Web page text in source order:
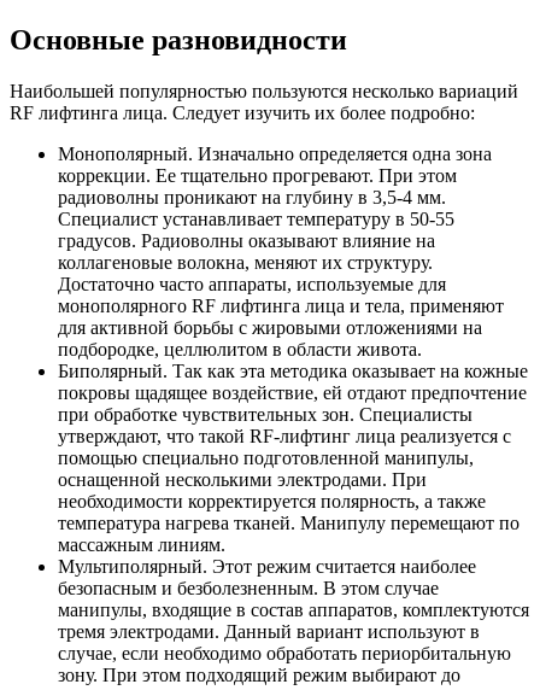
Основные разновидности
Наибольшей популярностью пользуются несколько вариаций
RF лифтинга лица. Следует изучить их более подробно:
Монополярный. Изначально определяется одна зона
коррекции. Ее тщательно прогревают. При этом
радиоволны проникают на глубину в 3,5-4 мм.
Специалист устанавливает температуру в 50-55
градусов. Радиоволны оказывают влияние на
коллагеновые волокна, меняют их структуру.
Достаточно часто аппараты, используемые для
монополярного RF лифтинга лица и тела, применяют
для активной борьбы с жировыми отложениями на
подбородке, целлюлитом в области живота.
Биполярный. Так как эта методика оказывает на кожные
покровы щадящее воздействие, ей отдают предпочтение
при обработке чувствительных зон. Специалисты
утверждают, что такой RF-лифтинг лица реализуется с
помощью специально подготовленной манипулы,
оснащенной несколькими электродами. При
необходимости корректируется полярность, а также
температура нагрева тканей. Манипулу перемещают по
массажным линиям.
Мультиполярный. Этот режим считается наиболее
безопасным и безболезненным. В этом случае
манипулы, входящие в состав аппаратов, комплектуются
тремя электродами. Данный вариант используют в
случае, если необходимо обработать периорбитальную
зону. При этом подходящий режим выбирают до